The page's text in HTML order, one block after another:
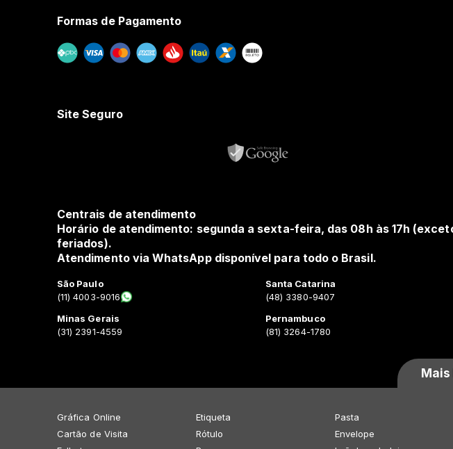
Formas de Pagamento
Site Seguro
Centrais de atendimento
Horário de atendimento: segunda a sexta-feira, das 08h às 17h
feriados).
Atendimento via WhatsApp disponível para todo o Brasil.
São Paulo
(11) 4003-9016
Minas Gerais
(31) 2391-4559
Santa Catarina
(48) 3380-9407
Pernambuco
(81) 3264-1780
Gráfica Online
Cartão de Visita
Etiqueta
Rótulo
Pasta
Envelope